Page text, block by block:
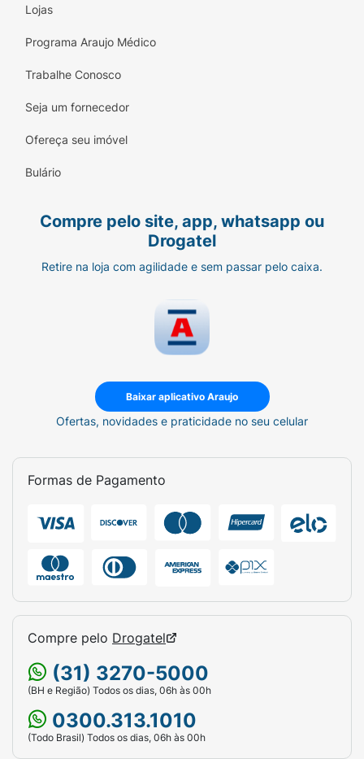
Lojas
Programa Araujo Médico
Trabalhe Conosco
Seja um fornecedor
Ofereça seu imóvel
Bulário
Compre pelo site, app, whatsapp ou
Drogatel
Retire na loja com agilidade e sem passar pelo caixa.
Baixar aplicativo Araujo
Ofertas, novidades e praticidade no seu celular
Formas de Pagamento
Compre pelo Drogatel
(31) 3270-5000
(BH e Região) Todos os dias, 06h às 00h
0300.313.1010
(Todo Brasil) Todos os dias, 06h às 00h